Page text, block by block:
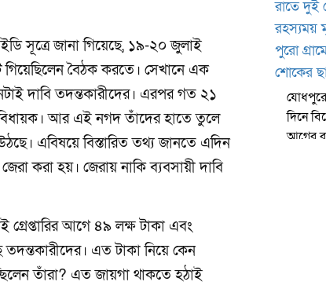
সূত্রে জানা গিয়েছে, ১৯-২০ জুলাই
গিয়েছিলেন বৈঠক করতে। সেখানে এক
দাবি তদন্তকারীদের। এরপর গত ২১
বিধায়ক। আর এই নগদ তাঁদের হাতে তুলে
এবিষয়ে বিস্তারিত তথ্য জানতে এদিন
করা হয়। জেরায় নাকি ব্যবসায়ী দাবি
আগে ৪৯ লক্ষ টাকা এবং
তদন্তকারীদের। এত টাকা নিয়ে কেন
তাঁরা? এত জায়গা থাকতে হঠাই
দিনে
আগের